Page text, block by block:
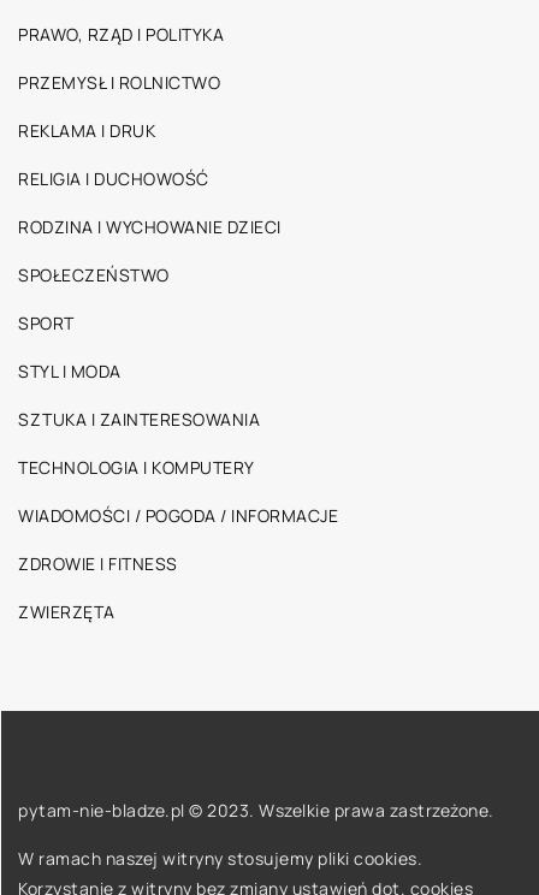
PRAWO, RZĄD I POLITYKA
PRZEMYSŁ I ROLNICTWO
REKLAMA I DRUK
RELIGIA I DUCHOWOŚĆ
RODZINA I WYCHOWANIE DZIECI
SPOŁECZEŃSTWO
SPORT
STYL I MODA
SZTUKA I ZAINTERESOWANIA
TECHNOLOGIA I KOMPUTERY
WIADOMOŚCI / POGODA / INFORMACJE
ZDROWIE I FITNESS
ZWIERZĘTA
pytam-nie-bladze.pl © 2023. Wszelkie prawa zastrzeżone.
W ramach naszej witryny stosujemy pliki cookies.
Korzystanie z witryny bez zmiany ustawień dot. cookies